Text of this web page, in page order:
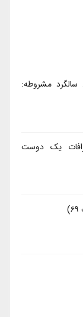
مشروطه:
یک دوست